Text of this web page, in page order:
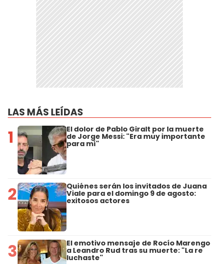
LAS MÁS LEÍDAS
1 El dolor de Pablo Giralt por la muerte
de Jorge Messi: "Era muy importante
para mí"
2 Quiénes serán los invitados de Juana
Viale para el domingo 9 de agosto:
exitosos actores
3 El emotivo mensaje de Rocío Marengo
a Leandro Rud tras su muerte: "La re
luchaste"